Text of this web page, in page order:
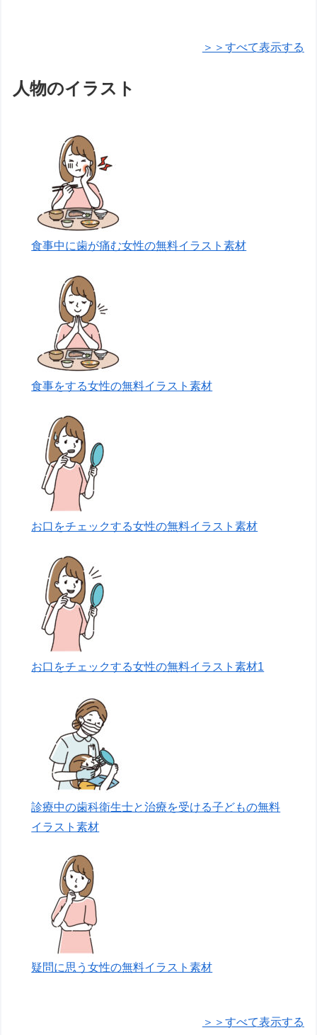
＞＞すべて表示する
人物のイラスト
食事中に歯が痛む女性の無料イラスト素材
食事をする女性の無料イラスト素材
お口をチェックする女性の無料イラスト素材
お口をチェックする女性の無料イラスト素材1
診療中の歯科衛生士と治療を受ける子どもの無料
イラスト素材
疑問に思う女性の無料イラスト素材
＞＞すべて表示する